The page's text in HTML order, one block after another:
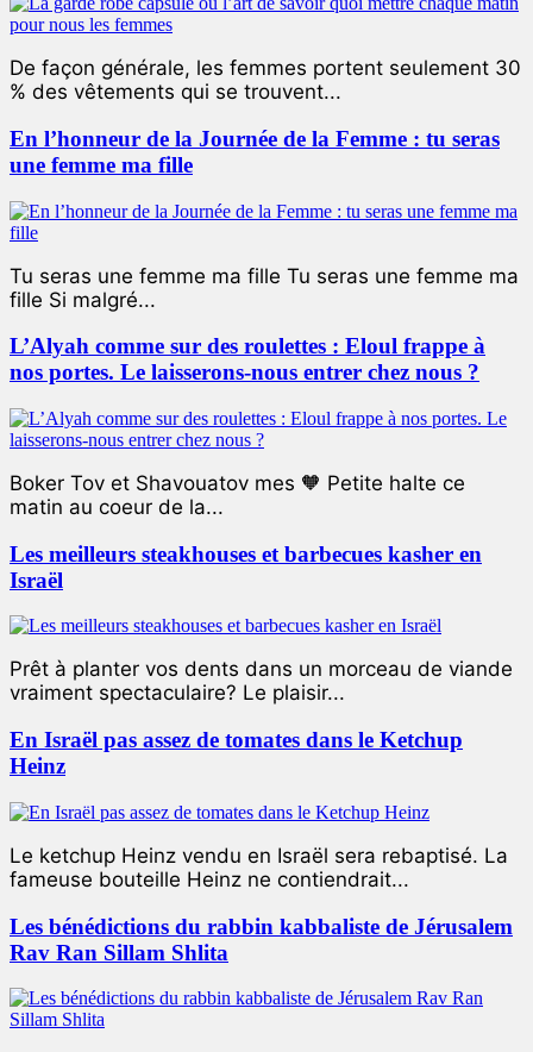
De façon générale, les femmes portent seulement 30
% des vêtements qui se trouvent...
En l’honneur de la Journée de la Femme : tu seras
une femme ma fille
Tu seras une femme ma fille Tu seras une femme ma
fille Si malgré...
L’Alyah comme sur des roulettes : Eloul frappe à
nos portes. Le laisserons-nous entrer chez nous ?
Boker Tov et Shavouatov mes 🧡 Petite halte ce
matin au coeur de la...
Les meilleurs steakhouses et barbecues kasher en
Israël
Prêt à planter vos dents dans un morceau de viande
vraiment spectaculaire? Le plaisir...
En Israël pas assez de tomates dans le Ketchup
Heinz
Le ketchup Heinz vendu en Israël sera rebaptisé. La
fameuse bouteille Heinz ne contiendrait...
Les bénédictions du rabbin kabbaliste de Jérusalem
Rav Ran Sillam Shlita